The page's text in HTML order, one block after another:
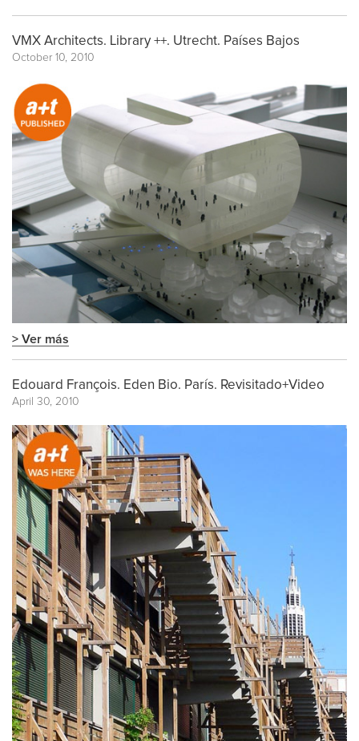
VMX Architects. Library ++. Utrecht. Países Bajos
October 10, 2010
> Ver más
Edouard François. Eden Bio. París. Revisitado+Video
April 30, 2010